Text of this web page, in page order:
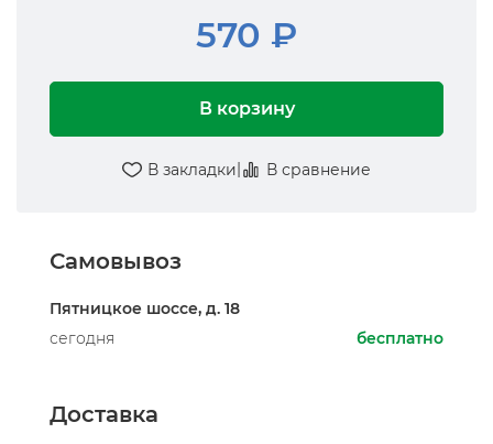
570 ₽
В корзину
В закладки| В сравнение
Самовывоз
Пятницкое шоссе, д. 18
сегодня
бесплатно
Доставка